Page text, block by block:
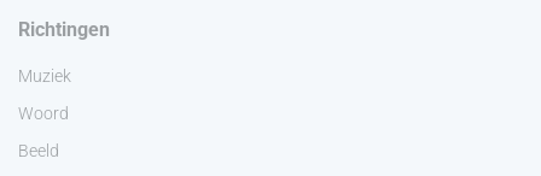
Richtingen
Muziek
Woord
Beeld